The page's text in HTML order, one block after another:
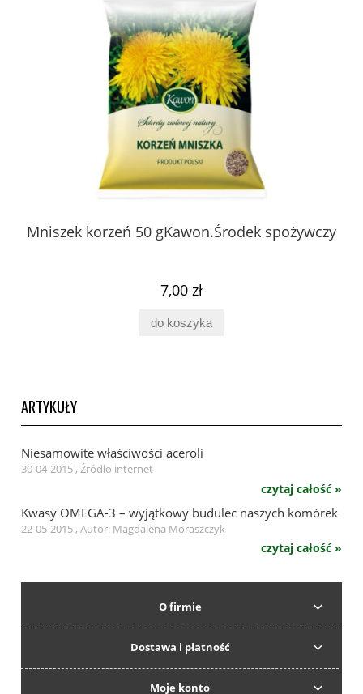
Mniszek korzeń 50 gKawon.Środek spożywczy
7,00 zł
do koszyka
ARTYKUŁY
Niesamowite właściwości aceroli
30-04-2015 , Źródło internet
czytaj całość »
Kwasy OMEGA-3 – wyjątkowy budulec naszych komórek
22-05-2015 , Autor: Magdalena Moraszczyk
czytaj całość »
O firmie
Dostawa i płatność
Moje konto